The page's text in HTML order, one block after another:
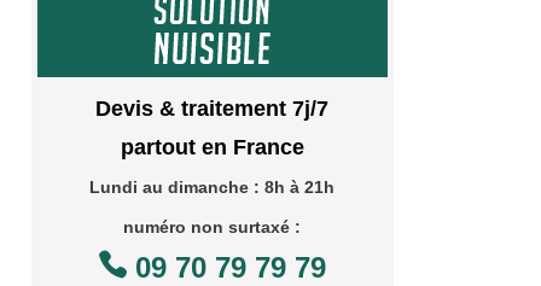
Devis & traitement 7j/7
partout en France
Lundi au dimanche : 8h à 21h
numéro non surtaxé :
 09 70 79 79 79